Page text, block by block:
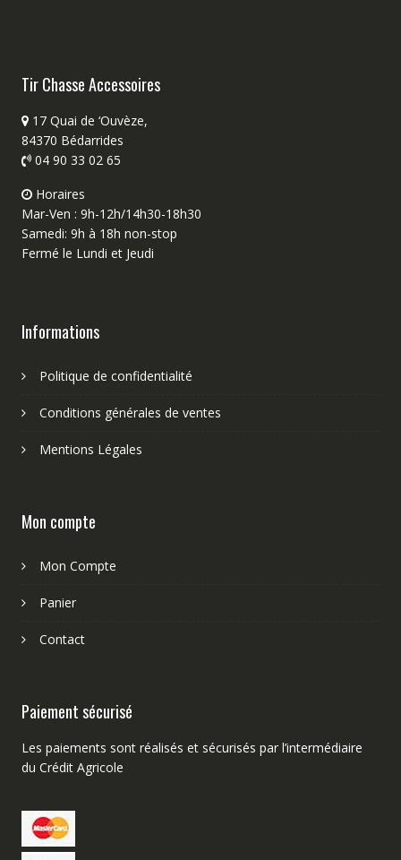
Tir Chasse Accessoires
17 Quai de ‘Ouvèze,
84370 Bédarrides
04 90 33 02 65
Horaires
Mar-Ven : 9h-12h/14h30-18h30
Samedi: 9h à 18h non-stop
Fermé le Lundi et Jeudi
Informations
Politique de confidentialité
Conditions générales de ventes
Mentions Légales
Mon compte
Mon Compte
Panier
Contact
Paiement sécurisé
Les paiements sont réalisés et sécurisés par l’intermédiaire
du Crédit Agricole